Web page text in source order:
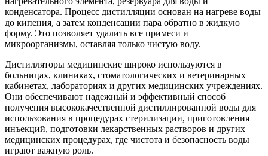
конденсатора. Процесс дистилляции основан на нагреве воды
до кипения, а затем конденсации пара обратно в жидкую
форму. Это позволяет удалить все примеси и
микроорганизмы, оставляя только чистую воду.
Дистилляторы медицинские широко используются в
больницах, клиниках, стоматологических и ветеринарных
кабинетах, лабораториях и других медицинских учреждениях.
Они обеспечивают надежный и эффективный способ
получения высококачественной дистиллированной воды для
использования в процедурах стерилизации, приготовления
инъекций, подготовки лекарственных растворов и других
медицинских процедурах, где чистота и безопасность воды
играют важную роль.